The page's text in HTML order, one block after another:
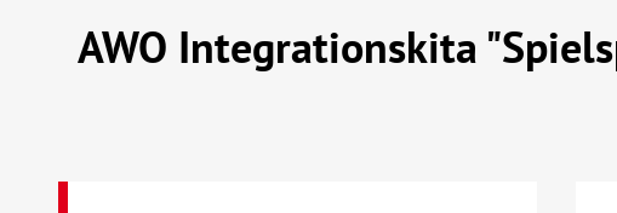
AWO Integrationskita